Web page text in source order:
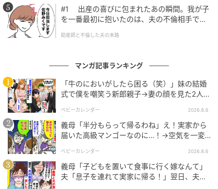
出典：select.mamastar.jp
アキさん、もっとしっかりしてください！ 目の前のリ
サさんが超絶に嫌がっているんです。トモアキさんか
ら見える「お父さん」として考えるのではなくて、リ
サさんから見えている「お義父さん」として考えてあ
げてください。そしてわからないのであれば、「気に
しなくていいよ」じゃなくて、リサさんの気持ちに寄
り添ってあげてください。お義父さんからアクセサリ
ーを買ってもらうことを「気持ち悪い」と言っている
リサさんの言葉をもっと聞いてあげてくださーーい！
#1 出産の喜びに包まれたあの瞬間。我が子
を一番最初に抱いたのは、夫の不倫相手でし
助産師と不倫した夫の末路
マンガ記事ランキング
「牛のにおいがしたら困る（笑）」妹の結婚
式で僕を嘲笑う新郎親子→妻の顔を見た2人が
ベビーカレンダー 2026.8.6
義母「半分もらって帰るわね」え！実家から
届いた高級マンゴーなのに…！→空気を一変
ベビーカレンダー 2026.8.6
義母「子どもを置いて食事に行く嫁なんて」
夫「息子を連れて実家に帰る！」翌日、夫が